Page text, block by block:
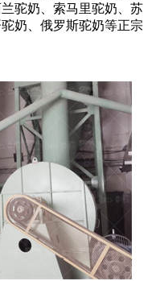
驼奶、索马里驼奶、苏
奶、俄罗斯驼奶等正宗